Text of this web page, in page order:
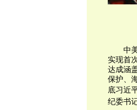
中
实现首
达成涵
保护、
底习近
纪委书